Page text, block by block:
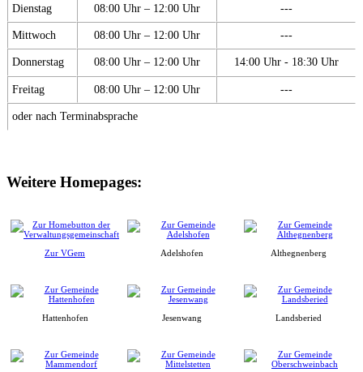
Dienstag 08:00 Uhr – 12:00 Uhr ---
Mittwoch 08:00 Uhr – 12:00 Uhr ---
Donnerstag 08:00 Uhr – 12:00 Uhr 14:00 Uhr - 18:30 Uhr
Freitag 08:00 Uhr – 12:00 Uhr ---
oder nach Terminabsprache
Weitere Homepages:
Zur VGem Adelshofen Althegnenberg
Hattenhofen Jesenwang Landsberied